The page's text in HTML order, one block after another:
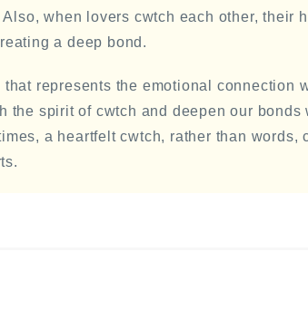
when lovers cwtch each other, their
a deep bond.
represents the emotional connection
the spirit of cwtch and deepen our bonds
a heartfelt cwtch, rather than words,